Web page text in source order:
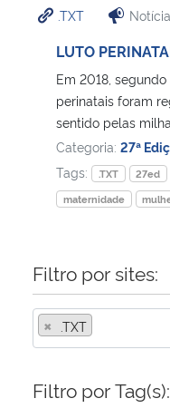
Ministério da Cidadania
Ministério de Minas e Energia
Ministério da Ciência,
Ministério do Meio Ambiente
Controladoria-Geral da União
Ministério da Mulher, da Família
.TXT Notícia
LUTO
Em 2018,
perinatais foram
sentido pelas
Categoria: 27ª
Tags:
.TXT 27ed
maternidade
Filtro por sites:
× .TXT
Filtro por Tag(s):